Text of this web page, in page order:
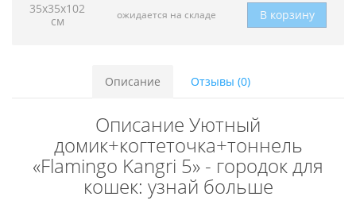
35х35х102
см
ожидается на складе В корзину
Описание Отзывы (0)
Описание Уютный
домик+когтеточка+тоннель
«Flamingo Kangri 5» - городок для
кошек: узнай больше